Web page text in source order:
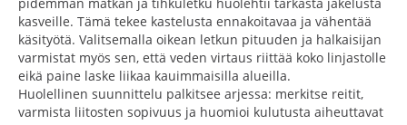
kasveille. Tämä tekee kastelusta ennakoitavaa ja vähentää
käsityötä. Valitsemalla oikean letkun pituuden ja halkaisijan
varmistat myös sen, että veden virtaus riittää koko linjastolle
eikä paine laske liikaa kauimmaisilla alueilla.
Huolellinen suunnittelu palkitsee arjessa: merkitse reitit,
varmista liitosten sopivuus ja huomioi kulutusta aiheuttavat